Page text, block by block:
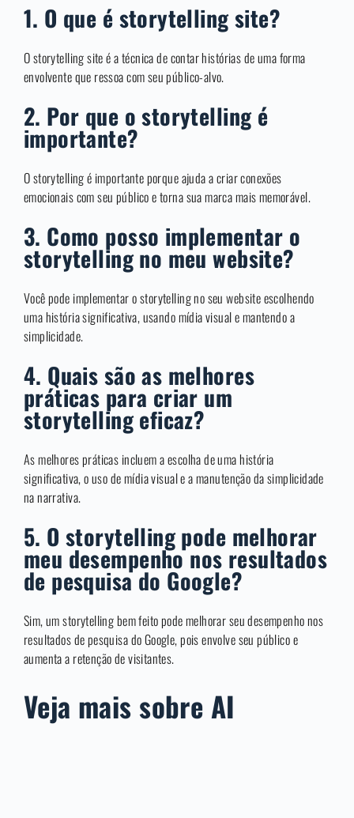
1. O que é storytelling site?
O storytelling site é a técnica de contar histórias de uma forma
envolvente que ressoa com seu público-alvo.
2. Por que o storytelling é
importante?
O storytelling é importante porque ajuda a criar conexões
emocionais com seu público e torna sua marca mais memorável.
3. Como posso implementar o
storytelling no meu website?
Você pode implementar o storytelling no seu website escolhendo
uma história significativa, usando mídia visual e mantendo a
simplicidade.
4. Quais são as melhores
práticas para criar um
storytelling eficaz?
As melhores práticas incluem a escolha de uma história
significativa, o uso de mídia visual e a manutenção da simplicidade
na narrativa.
5. O storytelling pode melhorar
meu desempenho nos resultados
de pesquisa do Google?
Sim, um storytelling bem feito pode melhorar seu desempenho nos
resultados de pesquisa do Google, pois envolve seu público e
aumenta a retenção de visitantes.
Veja mais sobre AI